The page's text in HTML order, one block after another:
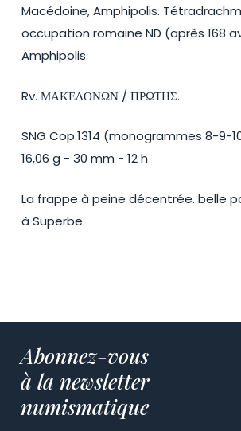
Macédoine, Amphipolis.
occupation romaine ND (après 168
Amphipolis.
Rv. ΜΑΚΕΔΟΝΩΝ / ΠΡΩΤΗΣ.
SNG Cop.1314 (monogrammes 8-9-
16,06 g - 30 mm - 12 h
La frappe à peine décentrée. belle
à Superbe.
Abonnez-vous
à la newsletter
numismatique